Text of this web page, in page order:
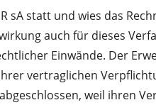
sA statt und wies das
auch für dieses
Einwände. Der
vertraglichen
weil ihren